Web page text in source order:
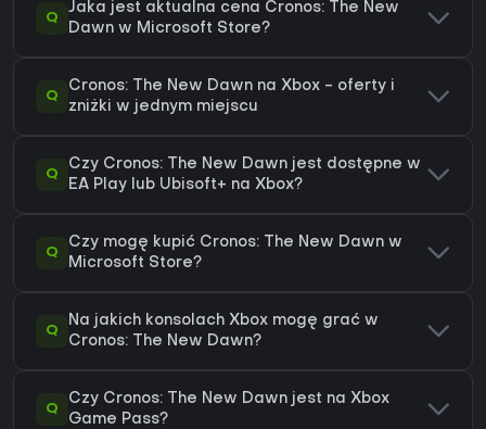
Q
Jaka jest aktualna cena Cronos: The New
Dawn w Microsoft Store?
Q
Cronos: The New Dawn na Xbox - oferty i
zniżki w jednym miejscu
Q
Czy Cronos: The New Dawn jest dostępne w
EA Play lub Ubisoft+ na Xbox?
Q
Czy mogę kupić Cronos: The New Dawn w
Microsoft Store?
Q
Na jakich konsolach Xbox mogę grać w
Cronos: The New Dawn?
Q
Czy Cronos: The New Dawn jest na Xbox
Game Pass?